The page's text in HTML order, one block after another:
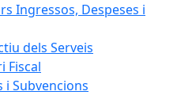
Ingressos, Despeses i
dels Serveis
Fiscal
i Subvencions